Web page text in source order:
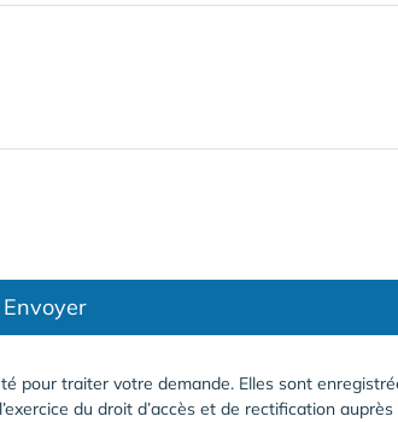
Envoyer
pour traiter votre demande. Elles sont
du droit d’accès et de rectification auprès